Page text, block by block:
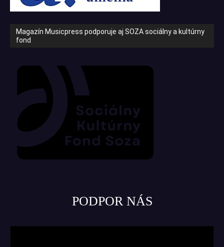
Magazín Musicpress podporuje aj SOZA sociálny a kultúrny
fond
PODPOR NÁS